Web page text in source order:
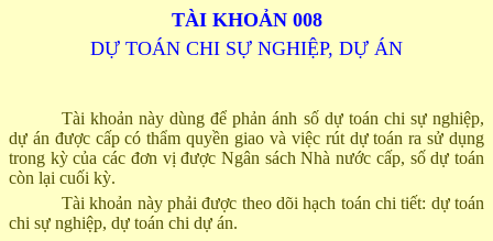
TÀI KHOẢN 008
DỰ TOÁN CHI SỰ NGHIỆP, DỰ ÁN
Tài khoản này dùng để phản ánh số dự toán chi sự nghiệp,
dự án được cấp có thẩm quyền giao và việc rút dự toán ra sử dụng
trong kỳ của các đơn vị được Ngân sách Nhà nước cấp, số dự toán
còn lại cuối kỳ.
Tài khoản này phải được theo dõi hạch toán chi tiết: dự toán
chi sự nghiệp, dự toán chi dự án.